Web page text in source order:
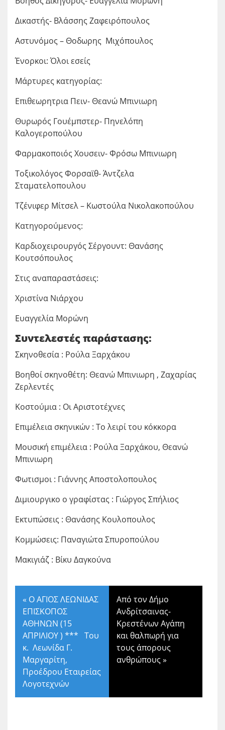
Δικαστής- Βλάσσης Ζαφειρόπουλος
Αστυνόμος – Θοδωρης Μιχόπουλος
Ένορκοι: Όλοι εσείς
Μάρτυρες κατηγορίας:
Επιθεωρητρια Πειν- Θεανώ Μπινιωρη
Θυρωρός Γουέμπστερ- Πηνελόπη
Καλογεροπούλου
Φαρμακοποιός Χουσειν- Φρόσω Μπινιωρη
Τοξικολόγος Φορσαϊθ- Άντζελα
Σταματελοπουλου
Τζένιφερ Μίτσελ – Κωστούλα Νικολακοπούλου
Κατηγορούμενος:
Καρδιοχειρουργός Σέργουντ: Θανάσης
Κουτσόπουλος
Στις αναπαραστάσεις:
Χριστίνα Νιάρχου
Ευαγγελία Μορώνη
Συντελεστές παράστασης:
Σκηνοθεσία : Ρούλα Ξαρχάκου
Βοηθοί σκηνοθέτη: Θεανώ Μπινιωρη , Ζαχαρίας
Ζερλεντές
Κοστούμια : Οι Αριστοτέχνες
Επιμέλεια σκηνικών : Το λειρί του κόκκορα
Μουσική επιμέλεια : Ρούλα Ξαρχάκου, Θεανώ
Μπινιωρη
Φωτισμοι : Γιάννης Αποστολοπουλος
Διμιουργικο ο γραφίστας : Γιώργος Σπήλιος
Εκτυπώσεις : Θανάσης Κουλοπουλος
Κομμώσεις: Παναγιώτα Σπυροπούλου
Μακιγιάζ : Βίκυ Δαγκούνα
« Ο AΓΙΟΣ ΛΕΩΝΙΔΑΣ
ΕΠΙΣΚΟΠΟΣ
ΑΘΗΝΩΝ (15
ΑΠΡΙΛΙΟΥ ) *** Του
κ. Λεωνίδα Γ.
Μαργαρίτη,
Προέδρου Εταιρείας
Λογοτεχνών
Από τον Δήμο
Ανδρίτσαινας-
Κρεστένων Αγάπη
και θαλπωρή για
τους άπορους
ανθρώπους»